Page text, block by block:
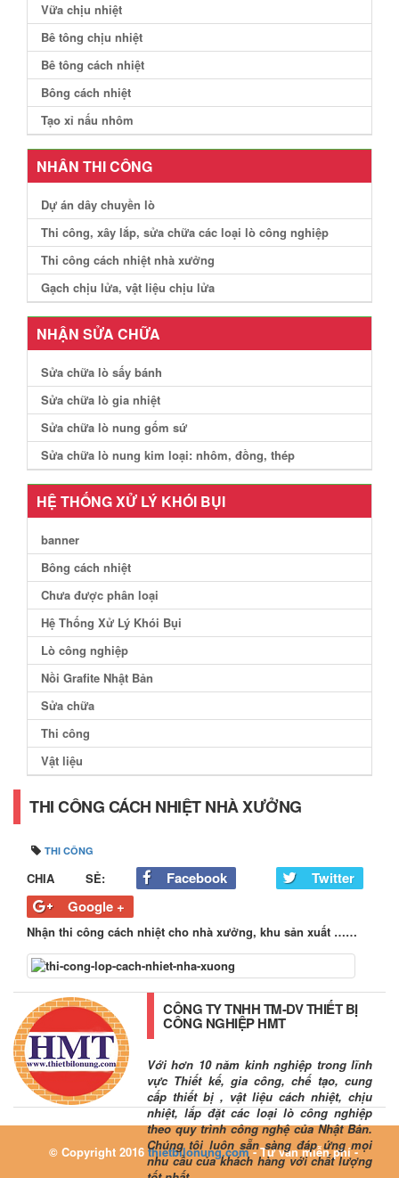
Vữa chịu nhiệt
Bê tông chịu nhiệt
Bê tông cách nhiệt
Bông cách nhiệt
Tạo xỉ nấu nhôm
NHÂN THI CÔNG
Dự án dây chuyền lò
Thi công, xây lắp, sửa chữa các loại lò công nghiệp
Thi công cách nhiệt nhà xưởng
Gạch chịu lửa, vật liệu chịu lửa
NHẬN SỬA CHỮA
Sửa chữa lò sấy bánh
Sửa chữa lò gia nhiệt
Sửa chữa lò nung gốm sứ
Sửa chữa lò nung kim loại: nhôm, đồng, thép
HỆ THỐNG XỬ LÝ KHÓI BỤI
banner
Bông cách nhiệt
Chưa được phân loại
Hệ Thống Xử Lý Khói Bụi
Lò công nghiệp
Nồi Grafite Nhật Bản
Sửa chữa
Thi công
Vật liệu
THI CÔNG CÁCH NHIỆT NHÀ XƯỞNG
THI CÔNG
CHIA SẺ: Facebook
Twitter
Google +
Nhận thi công cách nhiệt cho nhà xưởng, khu sản xuất ……
CÔNG TY TNHH TM-DV THIẾT BỊ
CÔNG NGHIỆP HMT
Với hơn 10 năm kinh nghiệp trong lĩnh
vực Thiết kế, gia công, chế tạo, cung
cấp thiết bị , vật liệu cách nhiệt, chịu
nhiệt, lắp đặt các loại lò công nghiệp
theo quy trình công nghệ của Nhật Bản.
Chúng tôi luôn sẵn sàng đáp ứng mọi
nhu cầu của khách hàng với chất lượng
© Copyright 2016 thietbilonung.com- Tư vấn miễn phí -